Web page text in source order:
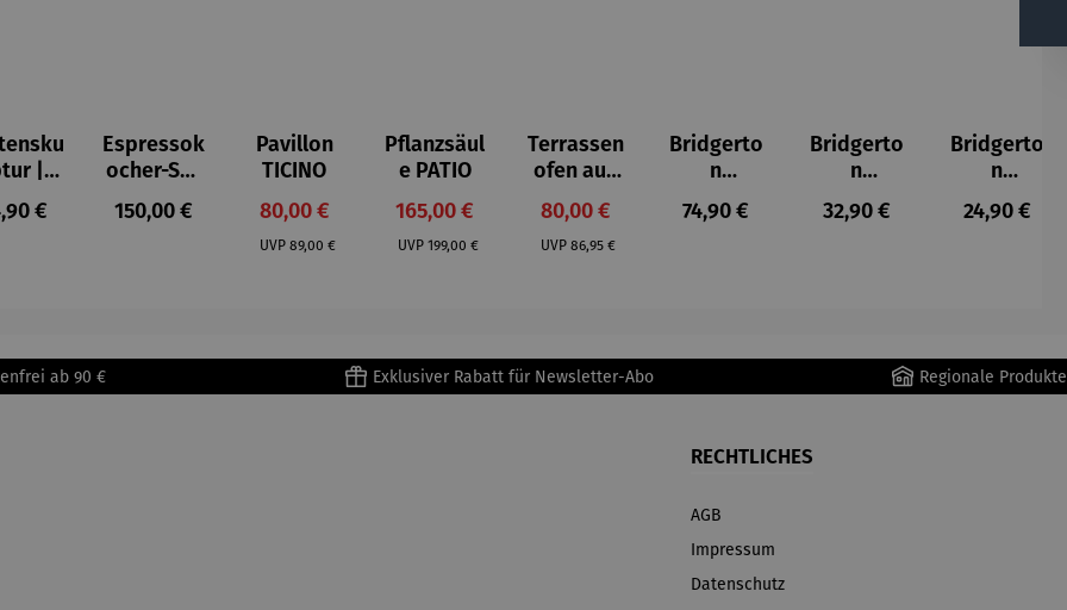
|
Preis:
€
Espressok
ocher-Set
7-tlg. |
Limited
Regulärer Preis:
150,00 €
Pavillon
TICINO
Verkaufspreis:
80,00 €
UVP Regulärer Preis:
89,00 €
Pflanzsäul
e PATIO
Verkaufspreis:
165,00 €
UVP Regulärer Preis:
199,00 €
Terrassen
ofen aus
Gusseisen
Verkaufspreis:
80,00 €
UVP Regulärer Preis:
86,95 €
Bridgerto
n
Espressot
assen Set
Metallges
Regulärer Preis:
74,90 €
Bridgerto
n
Espresso
becher
Regulärer Preis:
32,90 €
Bridgerto
n
Zuckerdo
se aus
Regulärer
24,90 €
ab 90 € Exklusiver Rabatt für Newsletter-Abo Regionale Produkte
RECHTLICHES
AGB
Impressum
Datenschutz